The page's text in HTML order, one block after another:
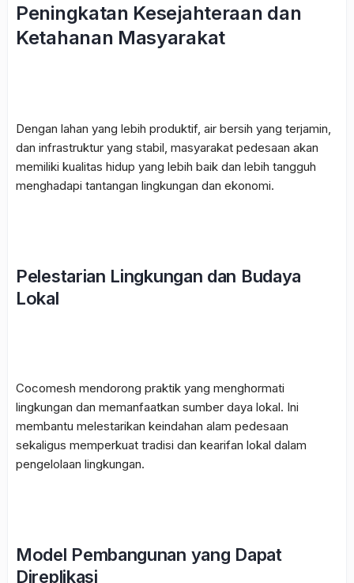
Peningkatan Kesejahteraan dan
Ketahanan Masyarakat
Dengan lahan yang lebih produktif, air bersih yang terjamin,
dan infrastruktur yang stabil, masyarakat pedesaan akan
memiliki kualitas hidup yang lebih baik dan lebih tangguh
menghadapi tantangan lingkungan dan ekonomi.
Pelestarian Lingkungan dan Budaya
Lokal
Cocomesh mendorong praktik yang menghormati
lingkungan dan memanfaatkan sumber daya lokal. Ini
membantu melestarikan keindahan alam pedesaan
sekaligus memperkuat tradisi dan kearifan lokal dalam
pengelolaan lingkungan.
Model Pembangunan yang Dapat
Direplikasi